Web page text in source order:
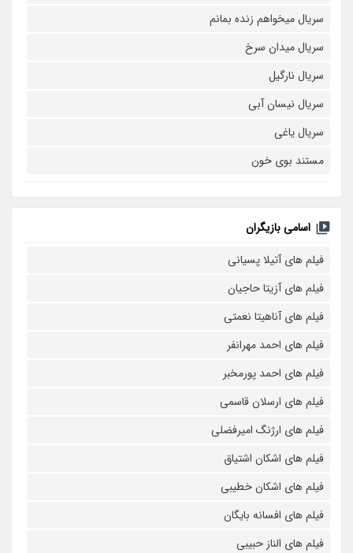
سریال میخواهم زنده بمانم
سریال میدان سرخ
سریال نارگیل
سریال نیسان آبی
سریال یاغی
مستند بوی خون
اسامی بازیگران
فیلم های آتیلا پسیانی
فیلم های آزیتا حاجیان
فیلم های آناهیتا نعمتی
فیلم های احمد مهرانفر
فیلم های احمد پورمخبر
فیلم های ارسلان قاسمی
فیلم های ارژنگ امیرفضلی
فیلم های اشکان اشتیاق
فیلم های اشکان خطیبی
فیلم های افسانه بایگان
فیلم های الناز حبیبی